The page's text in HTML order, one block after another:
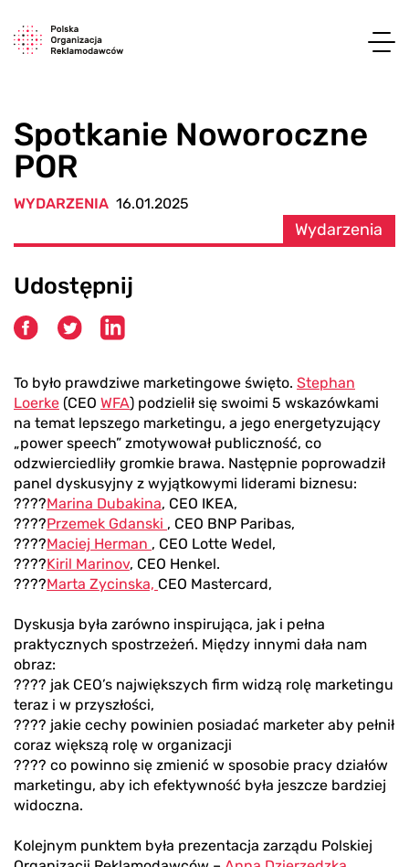
Spotkanie Noworoczne
POR
WYDARZENIA 16.01.2025
Wydarzenia
Udostępnij
To było prawdziwe marketingowe święto. Stephan
Loerke (CEO WFA) podzielił się swoimi 5 wskazówkami
na temat lepszego marketingu, a jego energetyzujący
„power speech” zmotywował publiczność, co
odzwierciedliły gromkie brawa. Następnie poprowadził
panel dyskusyjny z wyjątkowymi liderami biznesu:
????Marina Dubakina, CEO IKEA,
????Przemek Gdanski , CEO BNP Paribas,
????Maciej Herman , CEO Lotte Wedel,
????Kiril Marinov, CEO Henkel.
????Marta Zycinska, CEO Mastercard,
Dyskusja była zarówno inspirująca, jak i pełna
praktycznych spostrzeżeń. Między innymi dała nam
obraz:
???? jak CEO’s największych firm widzą rolę marketingu
teraz i w przyszłości,
???? jakie cechy powinien posiadać marketer aby pełnił
coraz większą rolę w organizacji
???? co powinno się zmienić w sposobie pracy działów
marketingu, aby ich efektywność była jeszcze bardziej
widoczna.
Kolejnym punktem była prezentacja zarządu Polskiej